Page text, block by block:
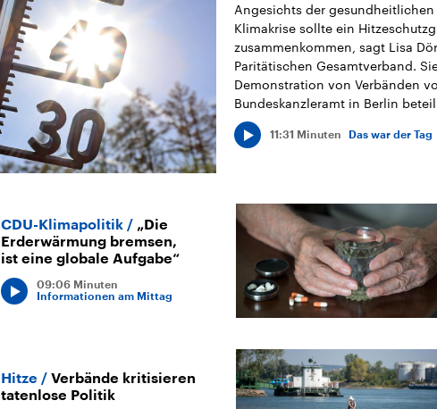
Angesichts der
Klimakrise sollte ein
zusammenkommen, sagt Lisa
Paritätischen Gesamtverband.
Demonstration von Verbänden
Bundeskanzleramt in Berlin
11:31 Minuten Das war der Tag
CDU-Klimapolitik
„Die
Erderwärmung bremsen,
ist eine globale Aufgabe“
09:06 Minuten
Informationen am Mittag
Hitze
Verbände kritisieren
tatenlose Politik